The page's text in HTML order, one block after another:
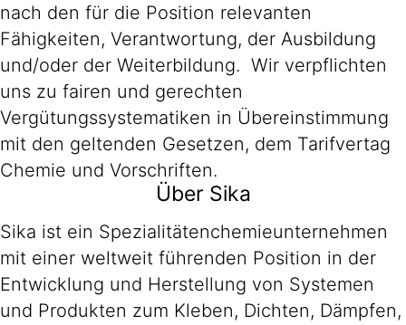
nach den für die Position relevanten
Fähigkeiten, Verantwortung, der Ausbildung
und/oder der Weiterbildung. Wir verpflichten
uns zu fairen und gerechten
Vergütungssystematiken in Übereinstimmung
mit den geltenden Gesetzen, dem Tarifvertag
Chemie und Vorschriften.
Über Sika
Sika ist ein Spezialitätenchemieunternehmen
mit einer weltweit führenden Position in der
Entwicklung und Herstellung von Systemen
und Produkten zum Kleben, Dichten, Dämpfen,